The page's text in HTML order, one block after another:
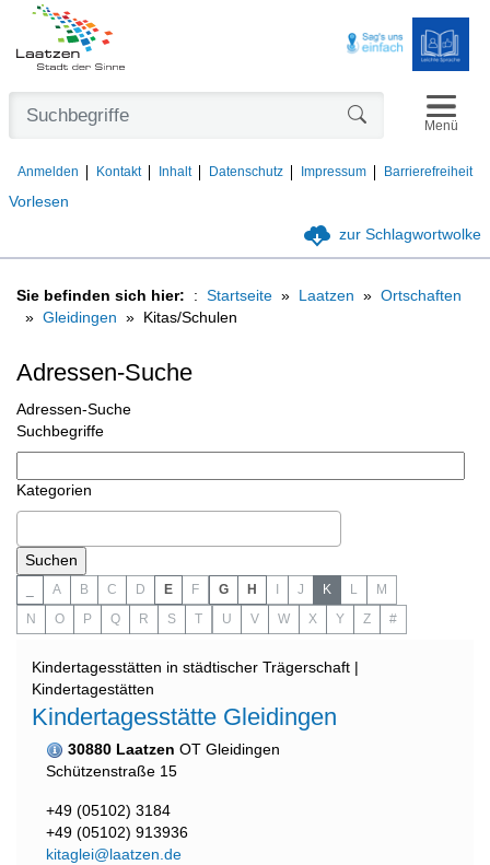
Vorlesen
Anmelden Kontakt Inhalt Datenschutz Impressum Barrierefreiheit
Menü
zur Schlagwortwolke
Sie befinden sich hier: Startseite Laatzen
Ortschaften
Gleidingen
Kitas/Schulen
Adressen-Suche
Adressen-Suche
Suchbegriffe
Kategorien
A B C D E F G H J K L
M
N
O P Q R S T U V W X Y Z #
Kindertagesstätten in städtischer Trägerschaft |
Kindertagestätten
Kindertagesstätte Gleidingen
30880 Laatzen OT Gleidingen
Schützenstraße 15
+49 (05102) 3184
+49 (05102) 913936
kitaglei@laatzen.de